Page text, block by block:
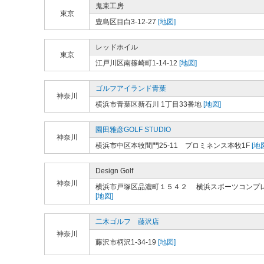
東京
鬼束工房
豊島区目白3-12-27 [地図]
東京
レッドホイル
江戸川区南篠崎町1-14-12 [地図]
神奈川
ゴルフアイランド青葉
横浜市青葉区新石川 1丁目33番地 [地図]
神奈川
園田雅彦GOLF STUDIO
横浜市中区本牧間門25-11 プロミネンス本牧1F [地
神奈川
Design Golf
横浜市戸塚区品濃町１５４２ 横浜スポーツコンプ
[地図]
神奈川
二木ゴルフ 藤沢店
藤沢市柄沢1-34-19 [地図]